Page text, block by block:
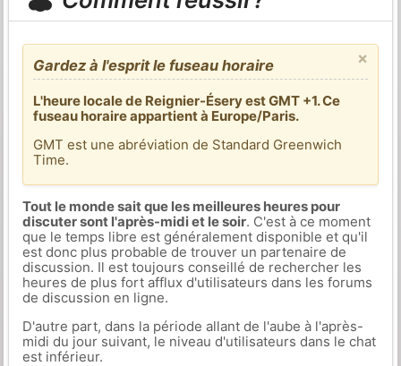
×
Gardez à l'esprit le fuseau horaire
L'heure locale de Reignier-Ésery est GMT +1. Ce
fuseau horaire appartient à Europe/Paris.
GMT est une abréviation de Standard Greenwich
Time.
Tout le monde sait que les meilleures heures pour
discuter sont l'après-midi et le soir. C'est à ce moment
que le temps libre est généralement disponible et qu'il
est donc plus probable de trouver un partenaire de
discussion. Il est toujours conseillé de rechercher les
heures de plus fort afflux d'utilisateurs dans les forums
de discussion en ligne.
D'autre part, dans la période allant de l'aube à l'après-
midi du jour suivant, le niveau d'utilisateurs dans le chat
est inférieur.